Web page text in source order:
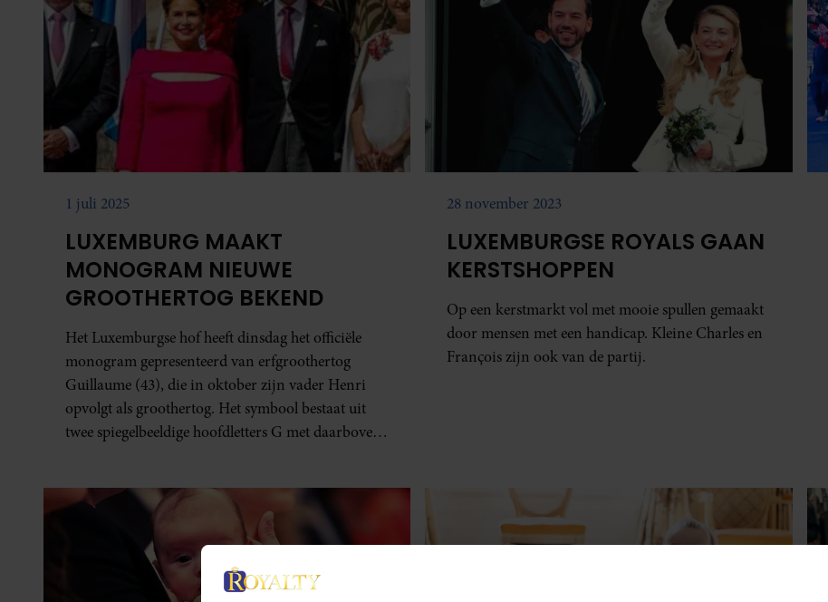
1 juli 2025
LUXEMBURG MAAKT
MONOGRAM NIEUWE
GROOTHERTOG BEKEND
Het Luxemburgse hof heeft dinsdag het officiële
monogram gepresenteerd van erfgroothertog
Guillaume (43), die in oktober zijn vader Henri
opvolgt als groothertog. Het symbool bestaat uit
twee spiegelbeeldige hoofdletters G met daarboven
28 november 2023
LUXEMBURGSE ROYALS GAAN
KERSTSHOPPEN
Op een kerstmarkt vol met mooie spullen gemaakt
door mensen met een handicap. Kleine Charles en
François zijn ook van de partij.